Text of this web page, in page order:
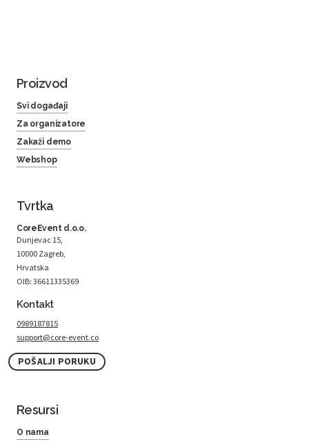
Proizvod
Svi događaji
Za organizatore
Zakaži demo
Webshop
Tvrtka
CoreEvent d.o.o.
Dunjevac 15,
10000 Zagreb,
Hrvatska
OIB: 36611335369
Kontakt
0989187815
support@core-event.co
POŠALJI PORUKU
Resursi
O nama